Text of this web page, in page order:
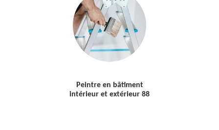
Peintre en bâtiment
intérieur et extérieur 88